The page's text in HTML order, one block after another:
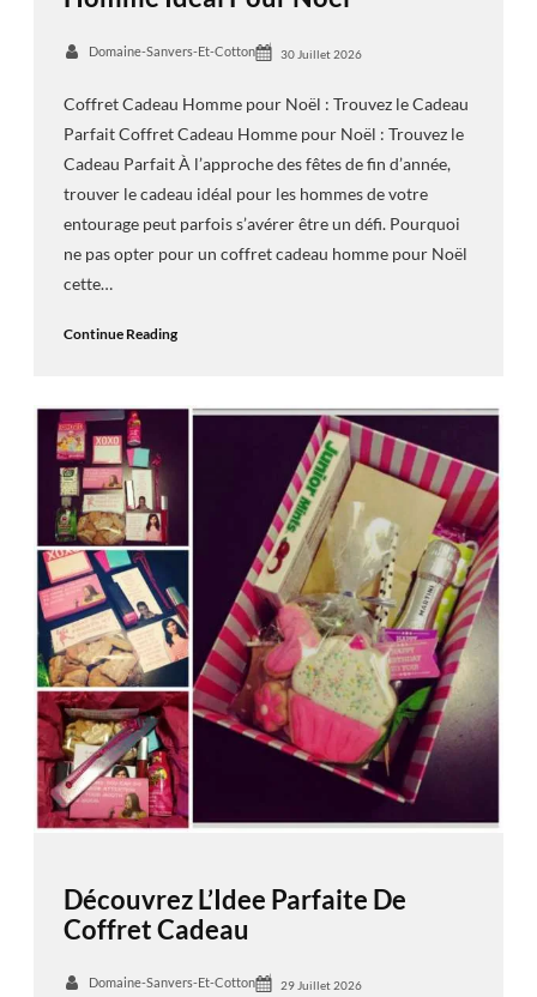
Domaine-Sanvers-Et-Cotton 30 Juillet 2026
Coffret Cadeau Homme pour Noël : Trouvez le Cadeau
Parfait Coffret Cadeau Homme pour Noël : Trouvez le
Cadeau Parfait À l’approche des fêtes de fin d’année,
trouver le cadeau idéal pour les hommes de votre
entourage peut parfois s’avérer être un défi. Pourquoi
ne pas opter pour un coffret cadeau homme pour Noël
cette…
Continue Reading
Découvrez L’Idee Parfaite De
Coffret Cadeau
Domaine-Sanvers-Et-Cotton 29 Juillet 2026